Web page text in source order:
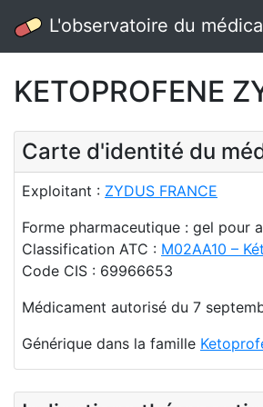
L'observatoire du
KETOPROFENE
Carte d'identité du
Exploitant : ZYDUS FRANCE
Forme pharmaceutique : gel pour
Classification ATC : M02AA10 –
Code CIS : 69966653
Médicament autorisé du 7
Générique dans la famille